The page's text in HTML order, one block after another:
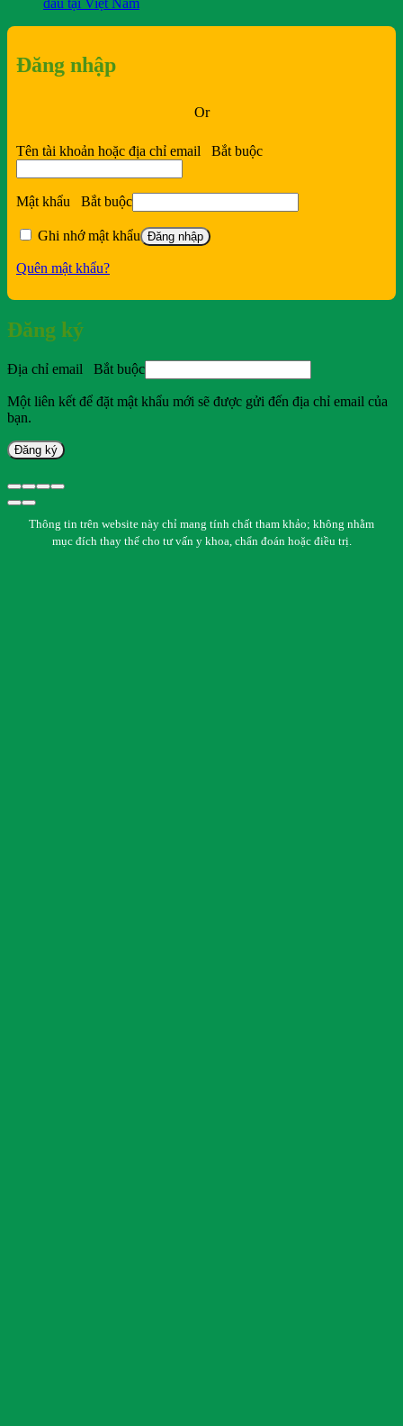
đầu tại Việt Nam
Đăng nhập
Or
Tên tài khoản hoặc địa chỉ email Bắt buộc
Mật khẩu Bắt buộc
Ghi nhớ mật khẩu Đăng nhập
Quên mật khẩu?
Đăng ký
Địa chỉ email Bắt buộc
Một liên kết để đặt mật khẩu mới sẽ được gửi đến địa chỉ email của
bạn.
Đăng ký
Thông tin trên website này chỉ mang tính chất tham khảo; không nhằm
mục đích thay thế cho tư vấn y khoa, chẩn đoán hoặc điều trị.